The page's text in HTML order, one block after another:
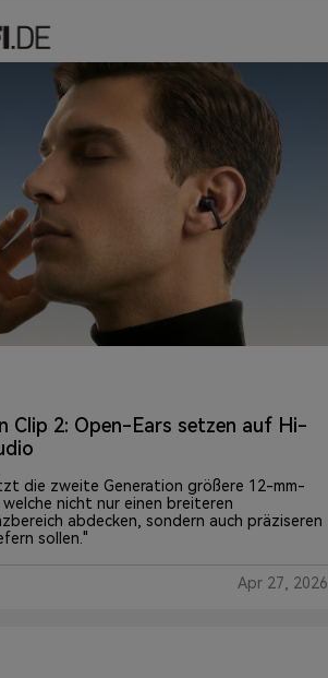
Clip 2: Open-Ears setzen auf Hi-
die zweite Generation größere 12-mm-
welche nicht nur einen breiteren
abdecken, sondern auch präziseren
sollen."
Apr 27, 2026